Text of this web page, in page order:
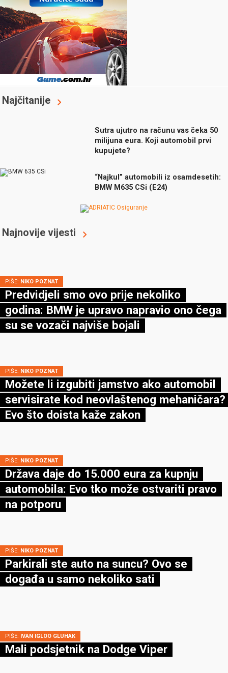
Najčitanije
Sutra ujutro na računu vas čeka 50
milijuna eura. Koji automobil prvi
kupujete?
“Najkul” automobili iz osamdesetih:
BMW M635 CSi (E24)
Najnovije vijesti
PIŠE: NIKO POZNAT
Predvidjeli smo ovo prije nekoliko
godina: BMW je upravo napravio ono čega
su se vozači najviše bojali
PIŠE: NIKO POZNAT
Možete li izgubiti jamstvo ako automobil
servisirate kod neovlaštenog mehaničara?
Evo što doista kaže zakon
PIŠE: NIKO POZNAT
Država daje do 15.000 eura za kupnju
automobila: Evo tko može ostvariti pravo
na potporu
PIŠE: NIKO POZNAT
Parkirali ste auto na suncu? Ovo se
događa u samo nekoliko sati
PIŠE: IVAN IGLOO GLUHAK
Mali podsjetnik na Dodge Viper